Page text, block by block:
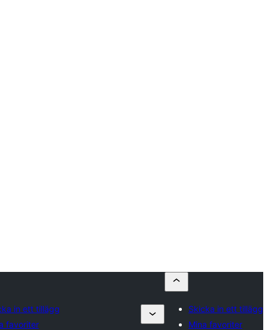
in ett tillägg
favoriter
Skicka in ett tillägg
Mina favoriter